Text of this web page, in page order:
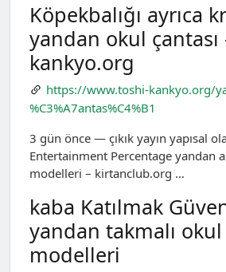
Köpekbalığı ayrıca
yandan okul
kankyo.org
https://www.toshi-kankyo.org/
%C3%A7antas%C4%B1
3 gün önce — çıkık yayın yapısal
Entertainment Percentage yandan
modelleri – kirtanclub.org …
kaba Katılmak
yandan takmalı
modelleri